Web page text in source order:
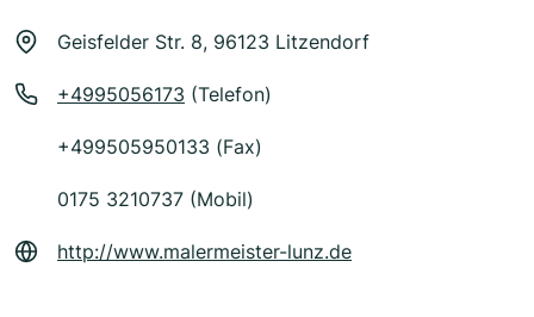
Geisfelder Str. 8, 96123 Litzendorf
+4995056173 (Telefon)
+499505950133 (Fax)
0175 3210737 (Mobil)
http://www.malermeister-lunz.de